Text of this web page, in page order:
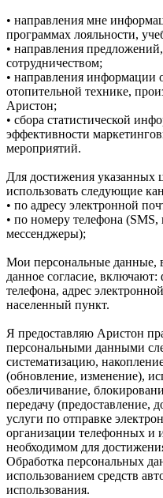
• направления мне
программах лояльности,
• направления
сотрудничеством;
• направления информации
отопительной технике,
Аристон;
• сбора статистической
эффективности
мероприятий.
Для достижения указанных
использовать следующие
• по адресу электронной
• по номеру телефона
мессенджеры);
Мои персональные данные,
данное согласие,
телефона, адрес
населенный пункт.
Я предоставляю Аристон
персональными данными
систематизацию,
(обновление, изменение),
обезличивание,
передачу (предоставление,
услуги по отправке
организации телефонных и
необходимом для
Обработка персональных
использованием средств
использования.